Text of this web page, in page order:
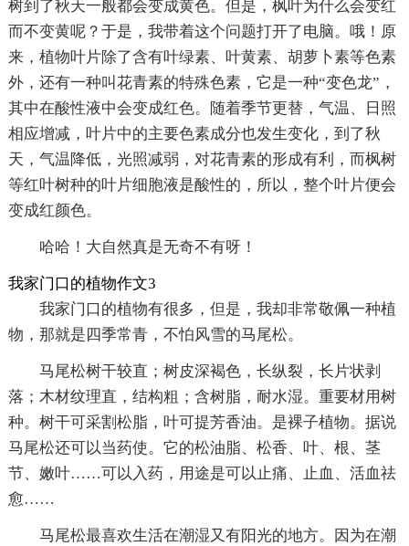
树到了秋天一般都会变成黄色。但是，枫叶为什么会变红
而不变黄呢？于是，我带着这个问题打开了电脑。哦！原
来，植物叶片除了含有叶绿素、叶黄素、胡萝卜素等色素
外，还有一种叫花青素的特殊色素，它是一种“变色龙”，
其中在酸性液中会变成红色。随着季节更替，气温、日照
相应增减，叶片中的主要色素成分也发生变化，到了秋
天，气温降低，光照减弱，对花青素的形成有利，而枫树
等红叶树种的叶片细胞液是酸性的，所以，整个叶片便会
变成红颜色。
哈哈！大自然真是无奇不有呀！
我家门口的植物作文3
我家门口的植物有很多，但是，我却非常敬佩一种植
物，那就是四季常青，不怕风雪的马尾松。
马尾松树干较直；树皮深褐色，长纵裂，长片状剥
落；木材纹理直，结构粗；含树脂，耐水湿。重要材用树
种。树干可采割松脂，叶可提芳香油。是裸子植物。据说
马尾松还可以当药使。它的松油脂、松香、叶、根、茎
节、嫩叶……可以入药，用途是可以止痛、止血、活血祛
愈……
马尾松最喜欢生活在潮湿又有阳光的地方。因为在潮